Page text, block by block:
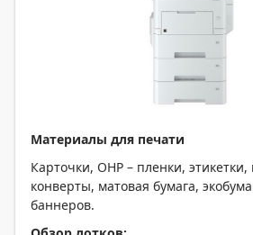
Материалы для печати
Карточки, OHP – пленки, этикетки,
конверты, матовая бумага,
баннеров.